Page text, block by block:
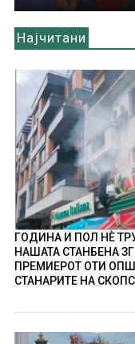
Најчитани
ГОДИНА И ПОЛ НÈ
НАШАТА СТАНБЕНА
ПРЕМИЕРОТ ОТИ
СТАНАРИТЕ НА